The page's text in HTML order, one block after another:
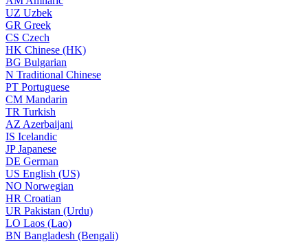
UZ Uzbek
GR Greek
CS Czech
HK Chinese (HK)
BG Bulgarian
N Traditional Chinese
PT Portuguese
CM Mandarin
TR Turkish
AZ Azerbaijani
IS Icelandic
JPJapanese
DE German
US English (US)
NO Norwegian
HR Croatian
UR Pakistan (Urdu)
LO Laos (Lao)
BN Bangladesh (Bengali)